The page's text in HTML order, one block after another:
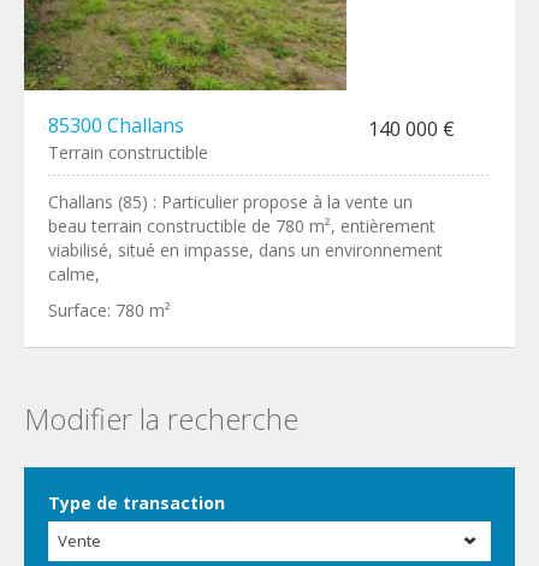
85300 Challans 140 000 €
Terrain constructible
Challans (85) : Particulier propose à la vente un
beau terrain constructible de 780 m², entièrement
viabilisé, situé en impasse, dans un environnement
calme,
Surface: 780 m²
Modifier la recherche
Type de transaction
Vente